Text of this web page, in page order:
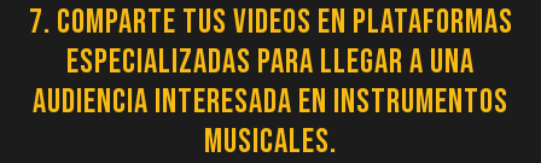
7. Comparte tus videos en plataformas
especializadas para llegar a una
audiencia interesada en instrumentos
musicales.